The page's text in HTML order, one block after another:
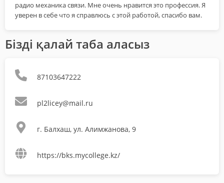
радио механика связи. Мне очень нравится это профессия. Я
уверен в себе что я справлюсь с этой работой, спасибо вам.
Бізді қалай таба аласыз
87103647222
pl2licey@mail.ru
г. Балхаш, ул. Алимжанова, 9
https://bks.mycollege.kz/